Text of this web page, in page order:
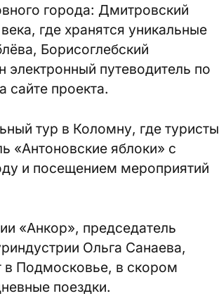
города: Дмитровский
где хранятся уникальные
Борисоглебский
путеводитель по
сайте проекта.
тур в Коломну, где туристы
«Антоновские яблоки» с
и посещением мероприятий
«Анкор», председатель
Ольга Санаева,
в Подмосковье, в скором
поездки.